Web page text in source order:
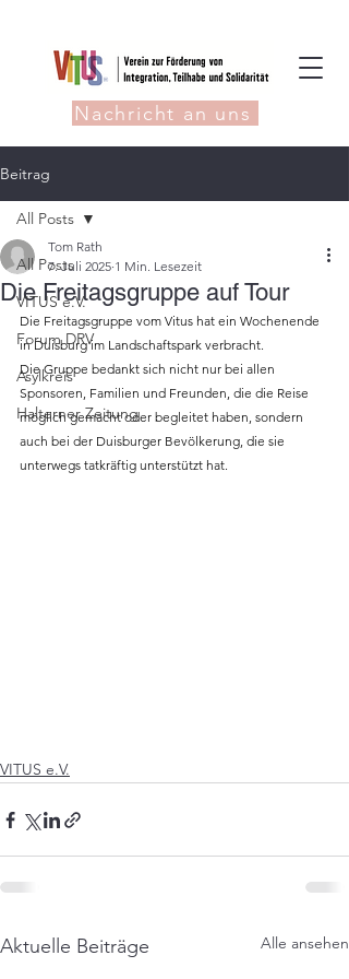
Nachricht an uns
Beitrag
All Posts
VITUS e.V.
Forum DRV
Asylkreis
Halterner Zeitung
All Posts
Die Freitagsgruppe auf Tour
Tom Rath
7. Juli 2025 1 Min. Lesezeit
Die Freitagsgruppe vom Vitus hat ein Wochenende
in Duisburg im Landschaftspark verbracht.
Die Gruppe bedankt sich nicht nur bei allen
Sponsoren, Familien und Freunden, die die Reise
möglich gemacht oder begleitet haben, sondern
auch bei der Duisburger Bevölkerung, die sie
unterwegs tatkräftig unterstützt hat.
VITUS e.V.
Aktuelle Beiträge Alle ansehen